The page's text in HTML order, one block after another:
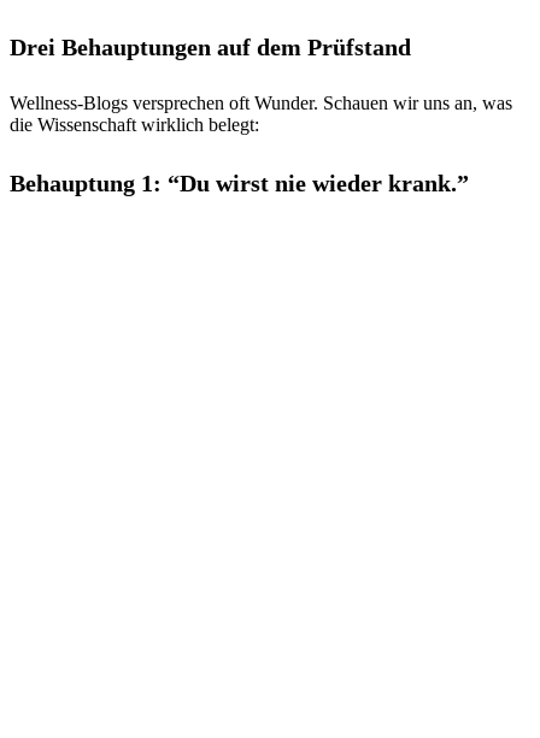
Drei Behauptungen auf dem Prüfstand
Wellness-Blogs versprechen oft Wunder. Schauen wir uns an, was
die Wissenschaft wirklich belegt:
Behauptung 1: “Du wirst nie wieder krank.”